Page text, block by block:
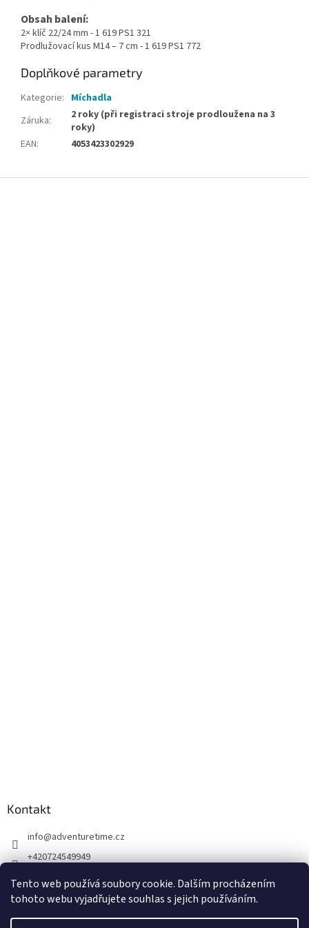
Tento web používá soubory cookie. Dalším procházením
tohoto webu vyjadřujete souhlas s jejich používáním.
Obsah balení:
2× klíč 22/24 mm - 1 619 PS1 321
Prodlužovací kus M14 – 7 cm - 1 619 PS1 772
Doplňkové parametry
Kategorie: Míchadla
Záruka:
2 roky (při registraci stroje prodloužena na 3
roky)
EAN: 4053423302929
Kontakt
info@adventuretime.cz
+420724549949
+420606618099